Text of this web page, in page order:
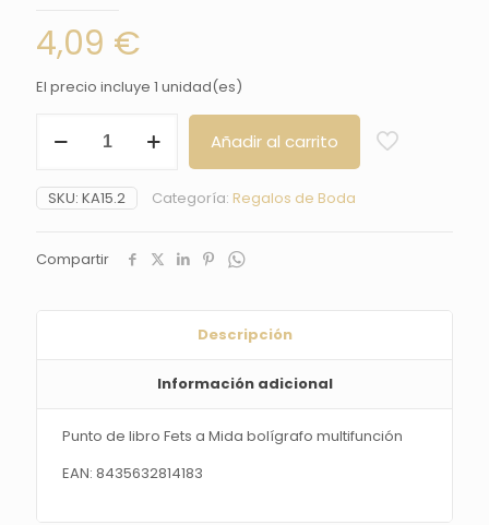
4,09 €
El precio incluye 1 unidad(es)
Fets
a
multifunción
Añadir al carrito
SKU: KA15.2 Categoría: Regalos de Boda
Compartir
Descripción
Información adicional
Punto de libro Fets a Mida bolígrafo multifunción
EAN: 8435632814183